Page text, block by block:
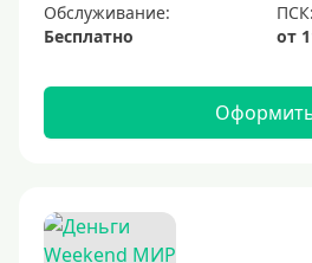
Обслуживание:
Бесплатно